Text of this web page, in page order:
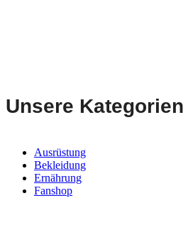
Unsere Kategorien
Ausrüstung
Bekleidung
Ernährung
Fanshop